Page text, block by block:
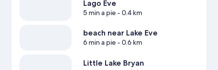
Lago Eve
5 min a pie- 0.4 km
beach near Lake Eve
6 min a pie- 0.6 km
Little Lake Bryan